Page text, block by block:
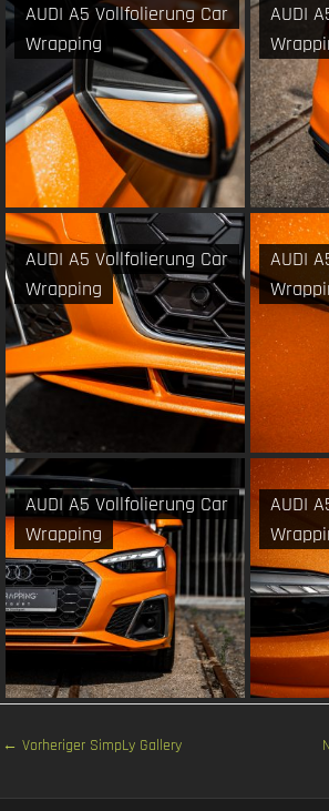
AUDI A5 Vollfolierung Car
Wrapping
AUDI
AUDI A5 Vollfolierung Car
Wrapping
AUDI
AUDI A5 Vollfolierung Car
Wrapping
AUDI
← Vorheriger SimpLy Gallery